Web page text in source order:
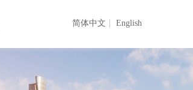
简体中文 English